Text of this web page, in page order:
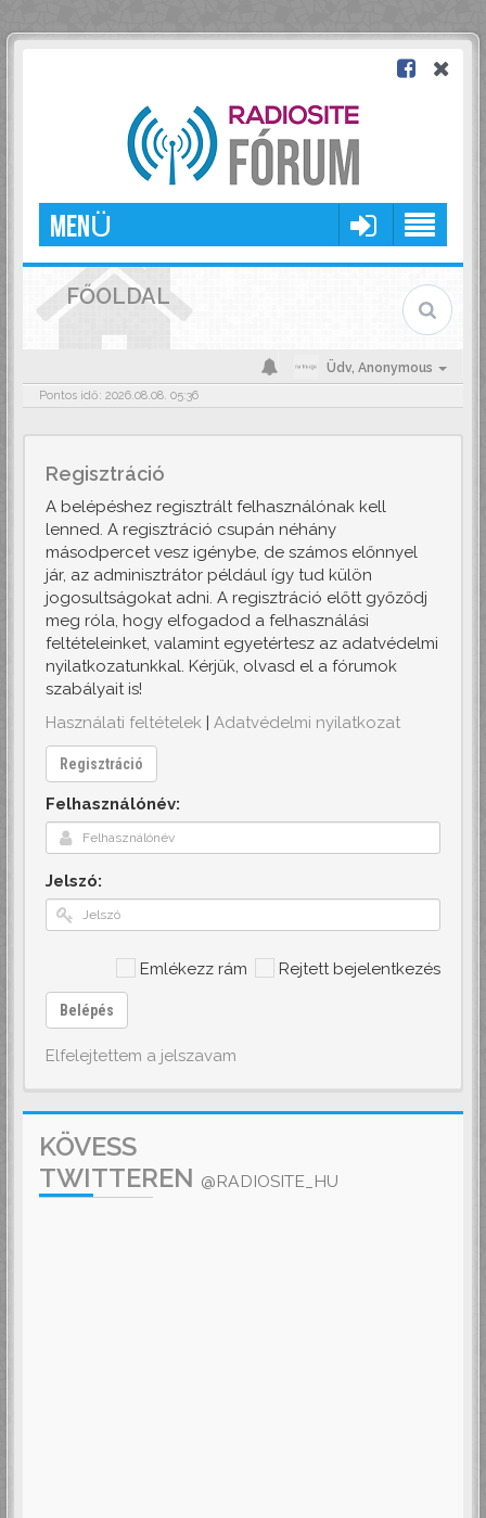
MENÜ
FŐOLDAL
Üdv, Anonymous
Pontos idő: 2026.08.08. 05:36
Regisztráció
A belépéshez regisztrált felhasználónak kell
lenned. A regisztráció csupán néhány
másodpercet vesz igénybe, de számos előnnyel
jár, az adminisztrátor például így tud külön
jogosultságokat adni. A regisztráció előtt győződj
meg róla, hogy elfogadod a felhasználási
feltételeinket, valamint egyetértesz az adatvédelmi
nyilatkozatunkkal. Kérjük, olvasd el a fórumok
szabályait is!
Használati feltételek | Adatvédelmi nyilatkozat
Regisztráció
Felhasználónév:
Jelszó:
Emlékezz rám Rejtett bejelentkezés
Belépés
Elfelejtettem a jelszavam
KÖVESS
TWITTEREN @RADIOSITE_HU